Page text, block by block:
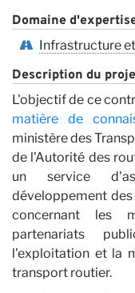
Domaine
Infrastructure
Description du
L'objectif de ce
matière de
ministère des
de l'Autorité des
un service
développement
concernant les
partenariats
l'exploitation et la
transport routier.